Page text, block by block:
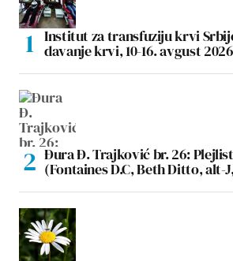
Institut za transfuziju krvi
davanje krvi, 10-16. avgust
Đura Đ. Trajković br. 26:
(Fontaines D.C, Beth Ditto, alt-